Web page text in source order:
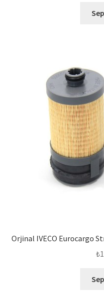
Orjinal IVECO Eurocargo
₺